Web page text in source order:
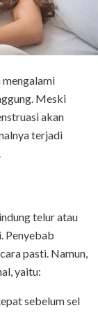
mengalami
Meski
akan
terjadi
telur atau
Penyebab
pasti. Namun,
yaitu:
sebelum sel